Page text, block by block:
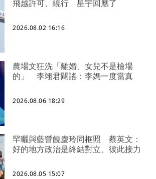
飛越許可、繞行 星宇回應了
2026.08.02 16:16
農場文狂洗「離婚、女兒不是檢場
的」 李翊君闢謠：李媽一度當真
2026.08.06 18:29
罕曬與藍營饒慶玲同框照 蔡英文：
好的地方政治是終結對立、彼此接力
2026.08.05 15:07